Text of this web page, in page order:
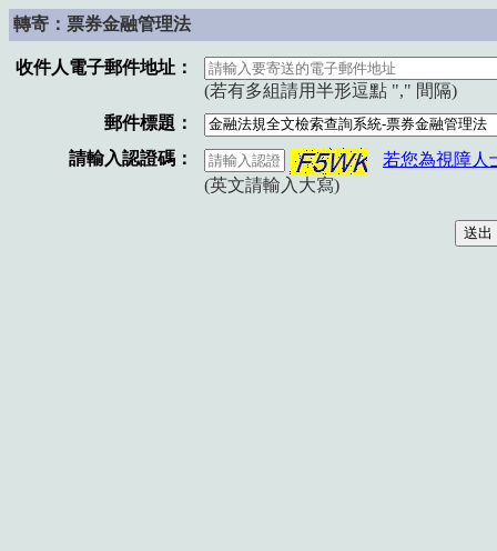
轉寄：票券金融管理法
收件人電子郵件地址：
(若有多組請用半形逗點 "," 間隔)
郵件標題：
請輸入認證碼：
若您為視障人
(英文請輸入大寫)